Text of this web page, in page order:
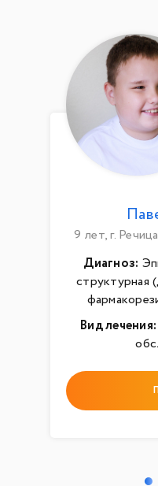
9 лет, г.
Диагноз:
структурная
Вид лечения: